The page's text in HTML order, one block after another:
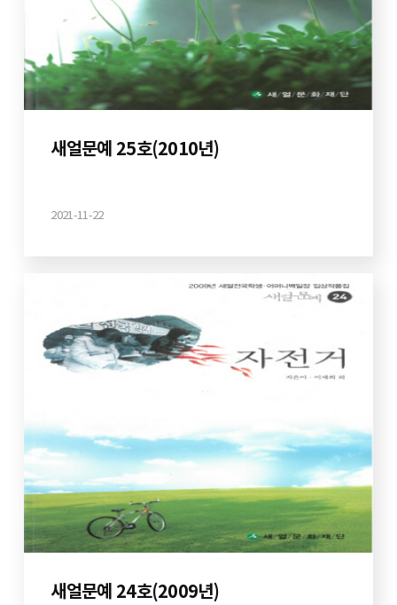
새얼문예 25호(2010년)
2021-11-22
새얼문예 24호(2009년)